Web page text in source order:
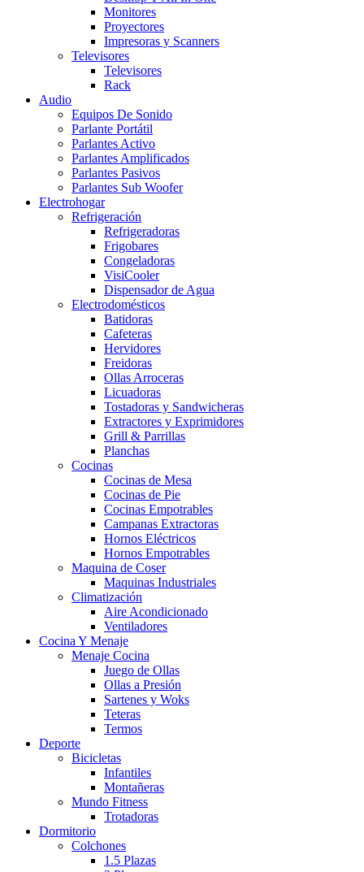
Monitores
Proyectores
Impresoras y Scanners
Televisores
Televisores
Rack
Audio
Equipos De Sonido
Parlante Portátil
Parlantes Activo
Parlantes Amplificados
Parlantes Pasivos
Parlantes Sub Woofer
Electrohogar
Refrigeración
Refrigeradoras
Frigobares
Congeladoras
VisiCooler
Dispensador de Agua
Electrodomésticos
Batidoras
Cafeteras
Hervidores
Freidoras
Ollas Arroceras
Licuadoras
Tostadoras y Sandwicheras
Extractores y Exprimidores
Grill & Parrillas
Planchas
Cocinas
Cocinas de Mesa
Cocinas de Pie
Cocinas Empotrables
Campanas Extractoras
Hornos Eléctricos
Hornos Empotrables
Maquina de Coser
Maquinas Industriales
Climatización
Aire Acondicionado
Ventiladores
Cocina Y Menaje
Menaje Cocina
Juego de Ollas
Ollas a Presión
Sartenes y Woks
Teteras
Termos
Deporte
Bicicletas
Infantiles
Montañeras
Mundo Fitness
Trotadoras
Dormitorio
Colchones
1.5 Plazas